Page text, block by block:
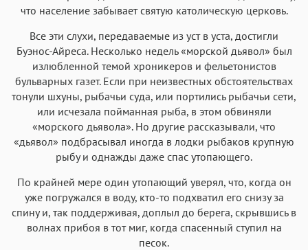
что население забывает святую католическую церковь.
Все эти слухи, передаваемые из уст в уста, достигли
Буэнос-Айреса. Несколько недель «морской дьявол» был
излюбленной темой хроникеров и фельетонистов
бульварных газет. Если при неизвестных обстоятельствах
тонули шхуны, рыбачьи суда, или портились рыбачьи сети,
или исчезала пойманная рыба, в этом обвиняли
«морского дьявола». Но другие рассказывали, что
«дьявол» подбрасывал иногда в лодки рыбаков крупную
рыбу и однажды даже спас утопающего.
По крайней мере один утопающий уверял, что, когда он
уже погружался в воду, кто-то подхватил его снизу за
спину и, так поддерживая, доплыл до берега, скрывшись в
волнах прибоя в тот миг, когда спасенный ступил на
песок.